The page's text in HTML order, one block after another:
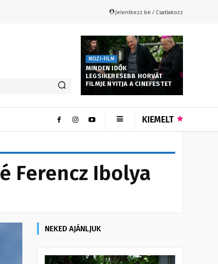
Jelentkezz be / Csatlakozz
MOZI-FILM
MINDEN IDŐK
LEGSIKERESEBB HORVÁT
FILMJE NYITJA A CINEFESTET
KIEMELT
Ferencz Ibolya
NEKED AJÁNLJUK